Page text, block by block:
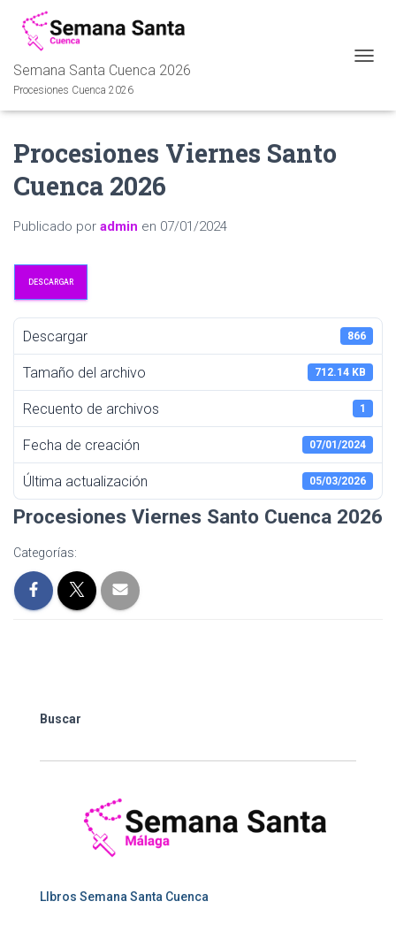
Semana Santa Cuenca 2026
Procesiones Cuenca 2026
V
E
G
A
C
I
Ó
N
Procesiones Viernes Santo
Cuenca 2026
Publicado por admin en 07/01/2024
DESCARGAR
Descargar 866
Tamaño del archivo 712.14 KB
Recuento de archivos 1
Fecha de creación 07/01/2024
Última actualización 05/03/2026
Procesiones Viernes Santo Cuenca 2026
Categorías:
Buscar
LIbros Semana Santa Cuenca